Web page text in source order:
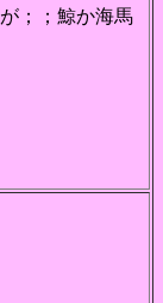
；；鯨か海馬